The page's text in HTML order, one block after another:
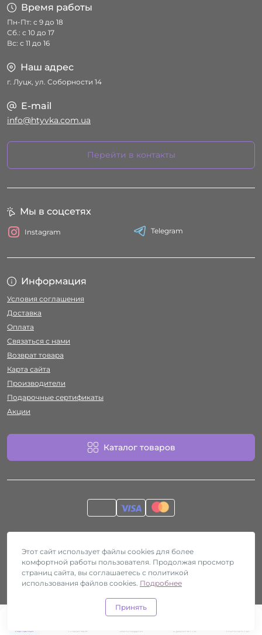
Каталог Главная Закладки
0
Сравнить Контакты
Время работы
Пн-Пт: с 9 до 18
Сб.: с 10 до 17
Вс: с 11 до 16
Наш адрес
г. Луцк, ул. Соборности 14
E-mail
info@htyvka.com.ua
Перейти в контакты
Информация
Условия соглашения
Доставка
Оплата
Связаться с нами
Возврат товара
Карта сайта
Производители
Подарочные сертификаты
Акции
Каталог товаров
Мы в соцсетях
Instagram Telegram
Секс-шоп Htyvka © 2026
Этот сайт использует файлы cookies для более
комфортной работы пользователя. Продолжая просмотр
страниц сайта, вы соглашаетесь с политикой
использования файлов cookies. Подробнее
Принять